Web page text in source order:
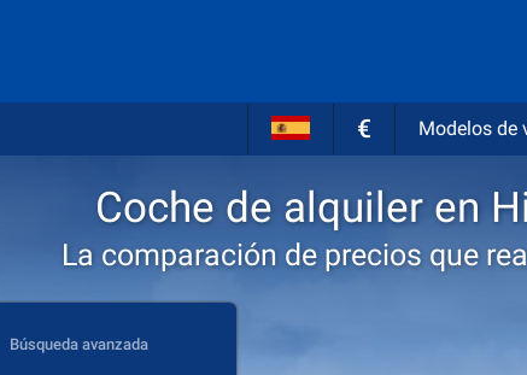
€ Modelos de
Coche de alquiler en
La comparación de precios que
Búsqueda avanzada